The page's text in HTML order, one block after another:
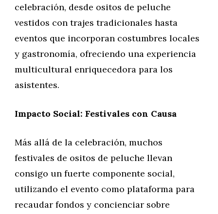
celebración, desde ositos de peluche
vestidos con trajes tradicionales hasta
eventos que incorporan costumbres locales
y gastronomía, ofreciendo una experiencia
multicultural enriquecedora para los
asistentes.
Impacto Social: Festivales con Causa
Más allá de la celebración, muchos
festivales de ositos de peluche llevan
consigo un fuerte componente social,
utilizando el evento como plataforma para
recaudar fondos y concienciar sobre